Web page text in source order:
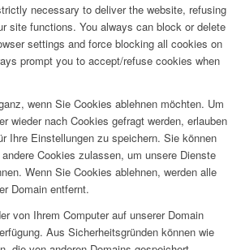
necessary to deliver the website, refusing
site functions. You always can block or delete
settings and force blocking all cookies on
prompt you to accept/refuse cookies when
wenn Sie Cookies ablehnen möchten. Um
wieder nach Cookies gefragt werden, erlauben
Ihre Einstellungen zu speichern. Sie können
Cookies zulassen, um unsere Dienste
Wenn Sie Cookies ablehnen, werden alle
Domain entfernt.
von Ihrem Computer auf unserer Domain
Aus Sicherheitsgründen können wie